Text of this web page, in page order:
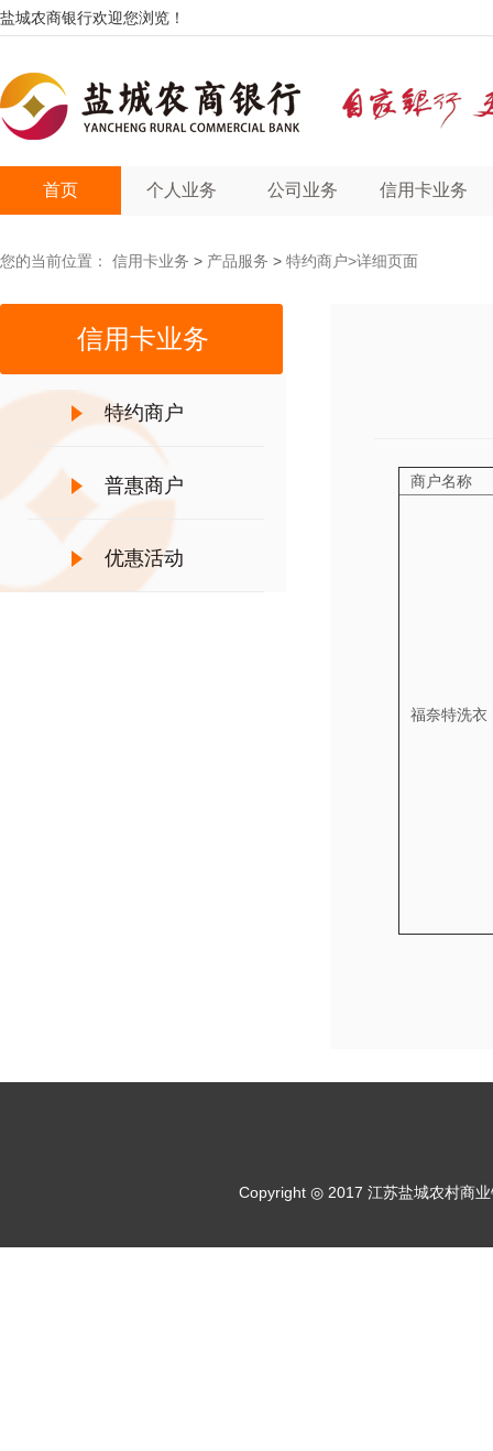
盐城农商银行欢迎您浏览！
首页 个人业务 公司业务 信用卡业务
信用卡业务
特约商户
普惠商户
优惠活动
您的当前位置： 信用卡业务 > 产品服务 > 特约商户>详细页面
商户名称
福奈特洗衣
Copyright ◎ 2017 江苏盐城农村商